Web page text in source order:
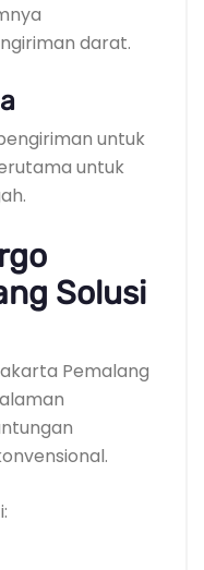
darat.
untuk
untuk
Solusi
Pemalang